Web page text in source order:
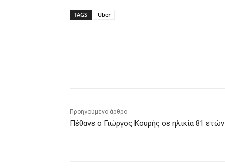
TAGS Uber
Προηγούμενο άρθρο
Πέθανε ο Γιώργος Κουρής σε ηλικία 81 ετών